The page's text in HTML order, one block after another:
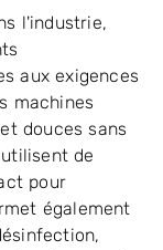
l'industrie,
aux exigences
machines
douces sans
de
pour
également